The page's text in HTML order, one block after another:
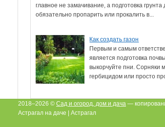
главное не замачивание, а подготовка грунта
обязательно пропарить или прокалить в...
Как создать газон
Первым и самым
является подготовка
выкорчуйте пни. Сорняки
гербицидом или просто
2018–2026 © Сад и огород, дом и дача —
Астрагал на даче | Астрагал